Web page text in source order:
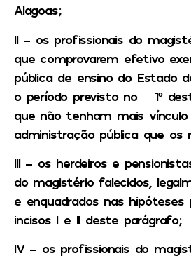
Alagoas;
II – os profissionais do
que comprovarem efetivo
pública de ensino do Estado
o período previsto no § 1º
que não tenham mais
administração pública que os
III – os herdeiros e
do magistério falecidos,
e enquadrados nas hipóteses
incisos I e II deste parágrafo;
IV – os profissionais do